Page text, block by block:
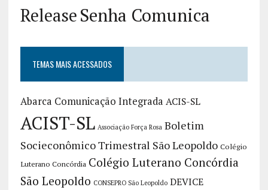
ReleaseSenha Comunica
TEMAS MAIS ACESSADOS
Abarca Comunicação Integrada ACIS-SL
ACIST-SL Associação Força Rosa Boletim
Socieconômico Trimestral São Leopoldo Colégio
Luterano Concórdia Colégio Luterano Concórdia
São Leopoldo CONSEPRO São Leopoldo DEVICE